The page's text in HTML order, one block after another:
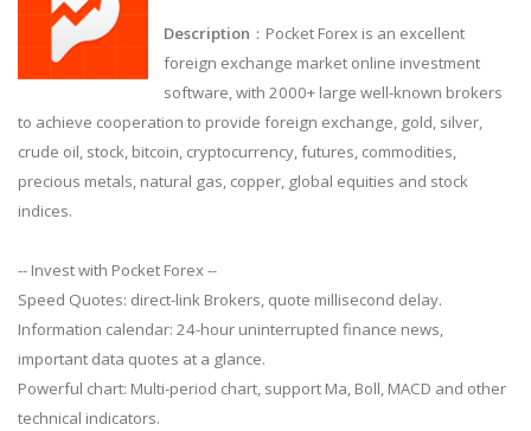
Description ：Pocket Forex is an excellent
foreign exchange market online investment
software, with 2000+ large well-known brokers
to achieve cooperation to provide foreign exchange, gold, silver,
crude oil, stock, bitcoin, cryptocurrency, futures, commodities,
precious metals, natural gas, copper, global equities and stock
indices.
-- Invest with Pocket Forex --
Speed Quotes: direct-link Brokers, quote millisecond delay.
Information calendar: 24-hour uninterrupted finance news,
important data quotes at a glance.
Powerful chart: Multi-period chart, support Ma, Boll, MACD and other
technical indicators.